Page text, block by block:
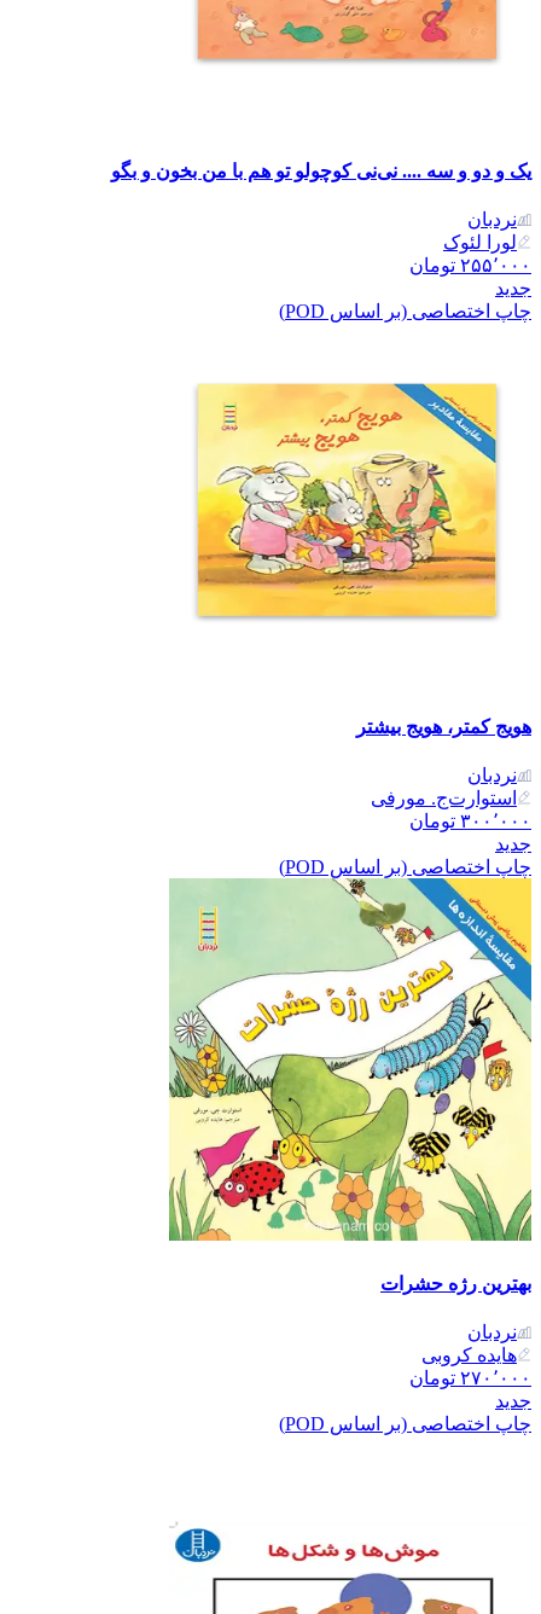
یک و دو و سه .... نی‌نی کوچولو تو هم با من بخون و بگو
نردبان
لورا لئوک
۲۵۵٬۰۰۰ تومان
جدید
چاپ اختصاصی (بر اساس POD)
هویج کمتر، هویج بیشتر
نردبان
استوارت‌ج. مورفی
۳۰۰٬۰۰۰ تومان
جدید
چاپ اختصاصی (بر اساس POD)
بهترین رژه حشرات
نردبان
هایده کروبی
۲۷۰٬۰۰۰ تومان
جدید
چاپ اختصاصی (بر اساس POD)